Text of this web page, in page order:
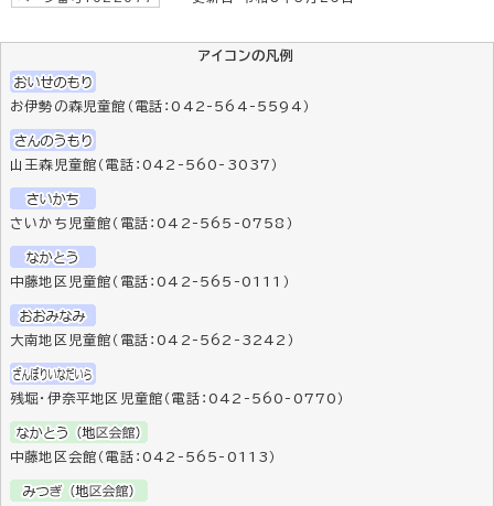
アイコンの凡例
お伊勢の森児童館（電話：042-564-5594）
山王森児童館（電話：042-560-3037）
さいかち児童館（電話：042-565-0758）
中藤地区児童館（電話：042-565-0111）
大南地区児童館（電話：042-562-3242）
残堀・伊奈平地区児童館（電話：042-560-0770）
中藤地区会館（電話：042-565-0113）